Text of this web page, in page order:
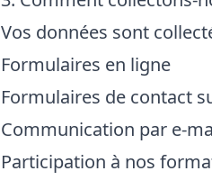
Vos données sont
Formulaires en ligne
Formulaires de contact
Communication par e-
Participation à nos